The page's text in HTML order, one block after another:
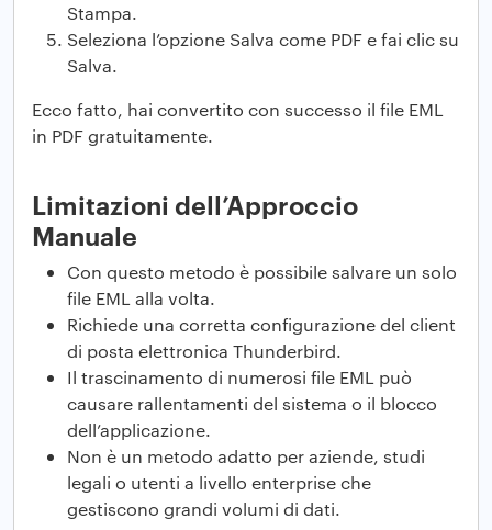
Stampa.
Seleziona l’opzione Salva come PDF e fai clic su
Salva.
Ecco fatto, hai convertito con successo il file EML
in PDF gratuitamente.
Limitazioni dell’Approccio
Manuale
Con questo metodo è possibile salvare un solo
file EML alla volta.
Richiede una corretta configurazione del client
di posta elettronica Thunderbird.
Il trascinamento di numerosi file EML può
causare rallentamenti del sistema o il blocco
dell’applicazione.
Non è un metodo adatto per aziende, studi
legali o utenti a livello enterprise che
gestiscono grandi volumi di dati.